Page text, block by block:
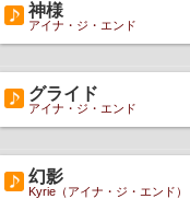
神様
アイナ・ジ・エンド
グライド
アイナ・ジ・エンド
幻影
Kyrie（アイナ・ジ・エンド）